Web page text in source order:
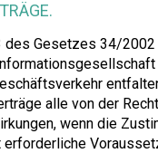
des Gesetzes 34/
alle von der
wenn die
erforderliche